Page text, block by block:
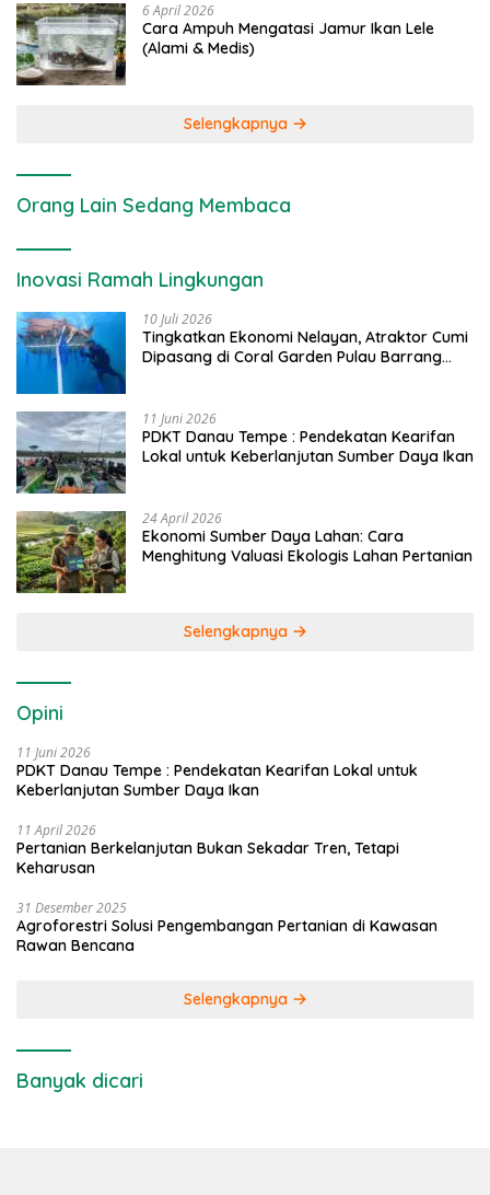
6 April 2026
Cara Ampuh Mengatasi Jamur Ikan Lele
(Alami & Medis)
Selengkapnya
Orang Lain Sedang Membaca
Inovasi Ramah Lingkungan
10 Juli 2026
Tingkatkan Ekonomi Nelayan, Atraktor Cumi
Dipasang di Coral Garden Pulau Barrang
11 Juni 2026
PDKT Danau Tempe : Pendekatan Kearifan
Lokal untuk Keberlanjutan Sumber Daya Ikan
24 April 2026
Ekonomi Sumber Daya Lahan: Cara
Menghitung Valuasi Ekologis Lahan Pertanian
Selengkapnya
Opini
11 Juni 2026
PDKT Danau Tempe : Pendekatan Kearifan Lokal untuk
Keberlanjutan Sumber Daya Ikan
11 April 2026
Pertanian Berkelanjutan Bukan Sekadar Tren, Tetapi
Keharusan
31 Desember 2025
Agroforestri Solusi Pengembangan Pertanian di Kawasan
Rawan Bencana
Selengkapnya
Banyak dicari